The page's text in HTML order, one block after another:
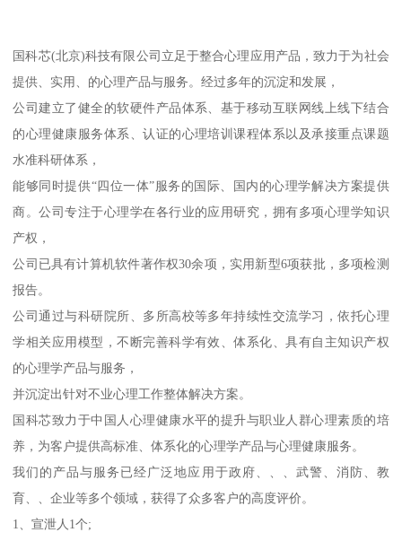
国科芯(北京)科技有限公司立足于整合心理应用产品，致力于为社会
提供、实用、的心理产品与服务。经过多年的沉淀和发展，
公司建立了健全的软硬件产品体系、基于移动互联网线上线下结合
的心理健康服务体系、认证的心理培训课程体系以及承接重点课题
水准科研体系，
能够同时提供“四位一体”服务的国际、国内的心理学解决方案提供
商。公司专注于心理学在各行业的应用研究，拥有多项心理学知识
产权，
公司已具有计算机软件著作权30余项，实用新型6项获批，多项检测
报告。
公司通过与科研院所、多所高校等多年持续性交流学习，依托心理
学相关应用模型，不断完善科学有效、体系化、具有自主知识产权
的心理学产品与服务，
并沉淀出针对不业心理工作整体解决方案。
国科芯致力于中国人心理健康水平的提升与职业人群心理素质的培
养，为客户提供高标准、体系化的心理学产品与心理健康服务。
我们的产品与服务已经广泛地应用于政府、、、武警、消防、教
育、、企业等多个领域，获得了众多客户的高度评价。
1、宣泄人1个;